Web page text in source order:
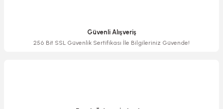
Ürün bilgilerinde hatalar bulunuyor.
Güvenli Alışveriş
256 Bit SSL Güvenlik Sertifikası İle Bilgileriniz Güvende!